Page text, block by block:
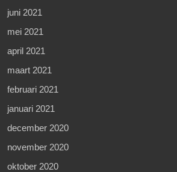
juni 2021
mei 2021
april 2021
maart 2021
februari 2021
januari 2021
december 2020
november 2020
oktober 2020